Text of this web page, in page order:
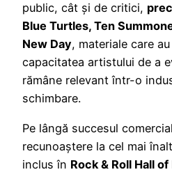
public, cât și de critici,
Blue Turtles, Ten
New Day, materiale care
capacitatea artistului de a
rămâne relevant într-o
schimbare.
Pe lângă succesul
recunoaștere la cel mai
inclus în Rock & Roll Hall of